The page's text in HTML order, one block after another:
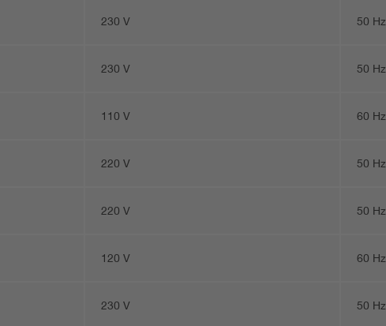
230 V 50 Hz
230 V 50 Hz
110 V 60 Hz
220 V 50 Hz
220 V 50 Hz
120 V 60 Hz
230 V 50 Hz